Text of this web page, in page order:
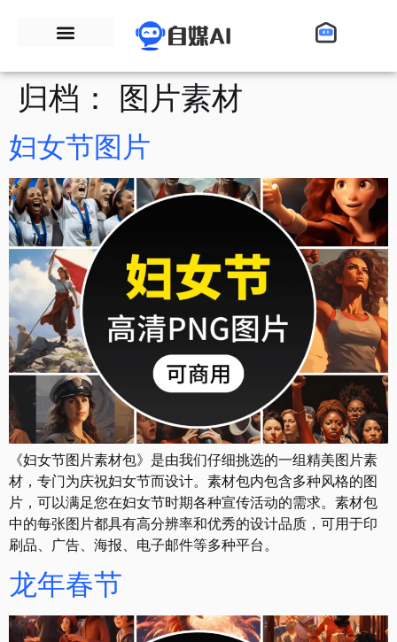
归档： 图片素材
妇女节图片
《妇女节图片素材包》是由我们仔细挑选的一组精美图片素
材，专门为庆祝妇女节而设计。素材包内包含多种风格的图
片，可以满足您在妇女节时期各种宣传活动的需求。素材包
中的每张图片都具有高分辨率和优秀的设计品质，可用于印
刷品、广告、海报、电子邮件等多种平台。
龙年春节